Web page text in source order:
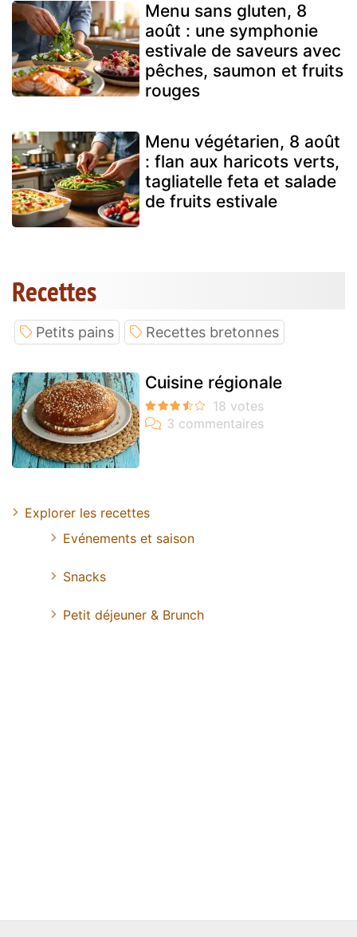
Menu sans gluten, 8
août : une symphonie
estivale de saveurs avec
pêches, saumon et fruits
rouges
Menu végétarien, 8 août
: flan aux haricots verts,
tagliatelle feta et salade
de fruits estivale
Recettes
Petits pains Recettes bretonnes
Cuisine régionale
Explorer les recettes
Evénements et saison
Snacks
Petit déjeuner & Brunch